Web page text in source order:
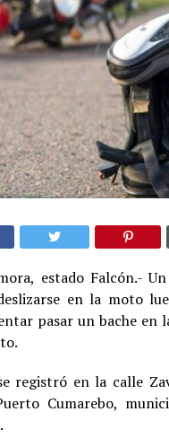
estado Falcón.-
en la moto
pasar un bache en
registró en la calle
Cumarebo,